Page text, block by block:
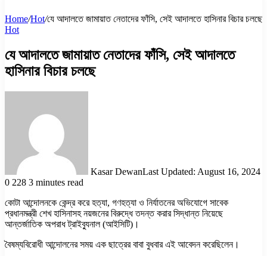
Home/Hot/যে আদালতে জামায়াত নেতাদের ফাঁসি, সেই আদালতে হাসিনার বিচার চলছে
Hot
যে আদালতে জামায়াত নেতাদের ফাঁসি, সেই আদালতে
হাসিনার বিচার চলছে
Kasar DewanLast Updated: August 16, 2024
0 228 3 minutes read
কোটা আন্দোলনকে কেন্দ্র করে হত্যা, গণহত্যা ও নির্যাতনের অভিযোগে সাবেক
প্রধানমন্ত্রী শেখ হাসিনাসহ নয়জনের বিরুদ্ধে তদন্ত করার সিদ্ধান্ত নিয়েছে
আন্তর্জাতিক অপরাধ ট্রাইব্যুনাল (আইসিটি)।
বৈষম্যবিরোধী আন্দোলনের সময় এক ছাত্রের বাবা বুধবার এই আবেদন করেছিলেন।